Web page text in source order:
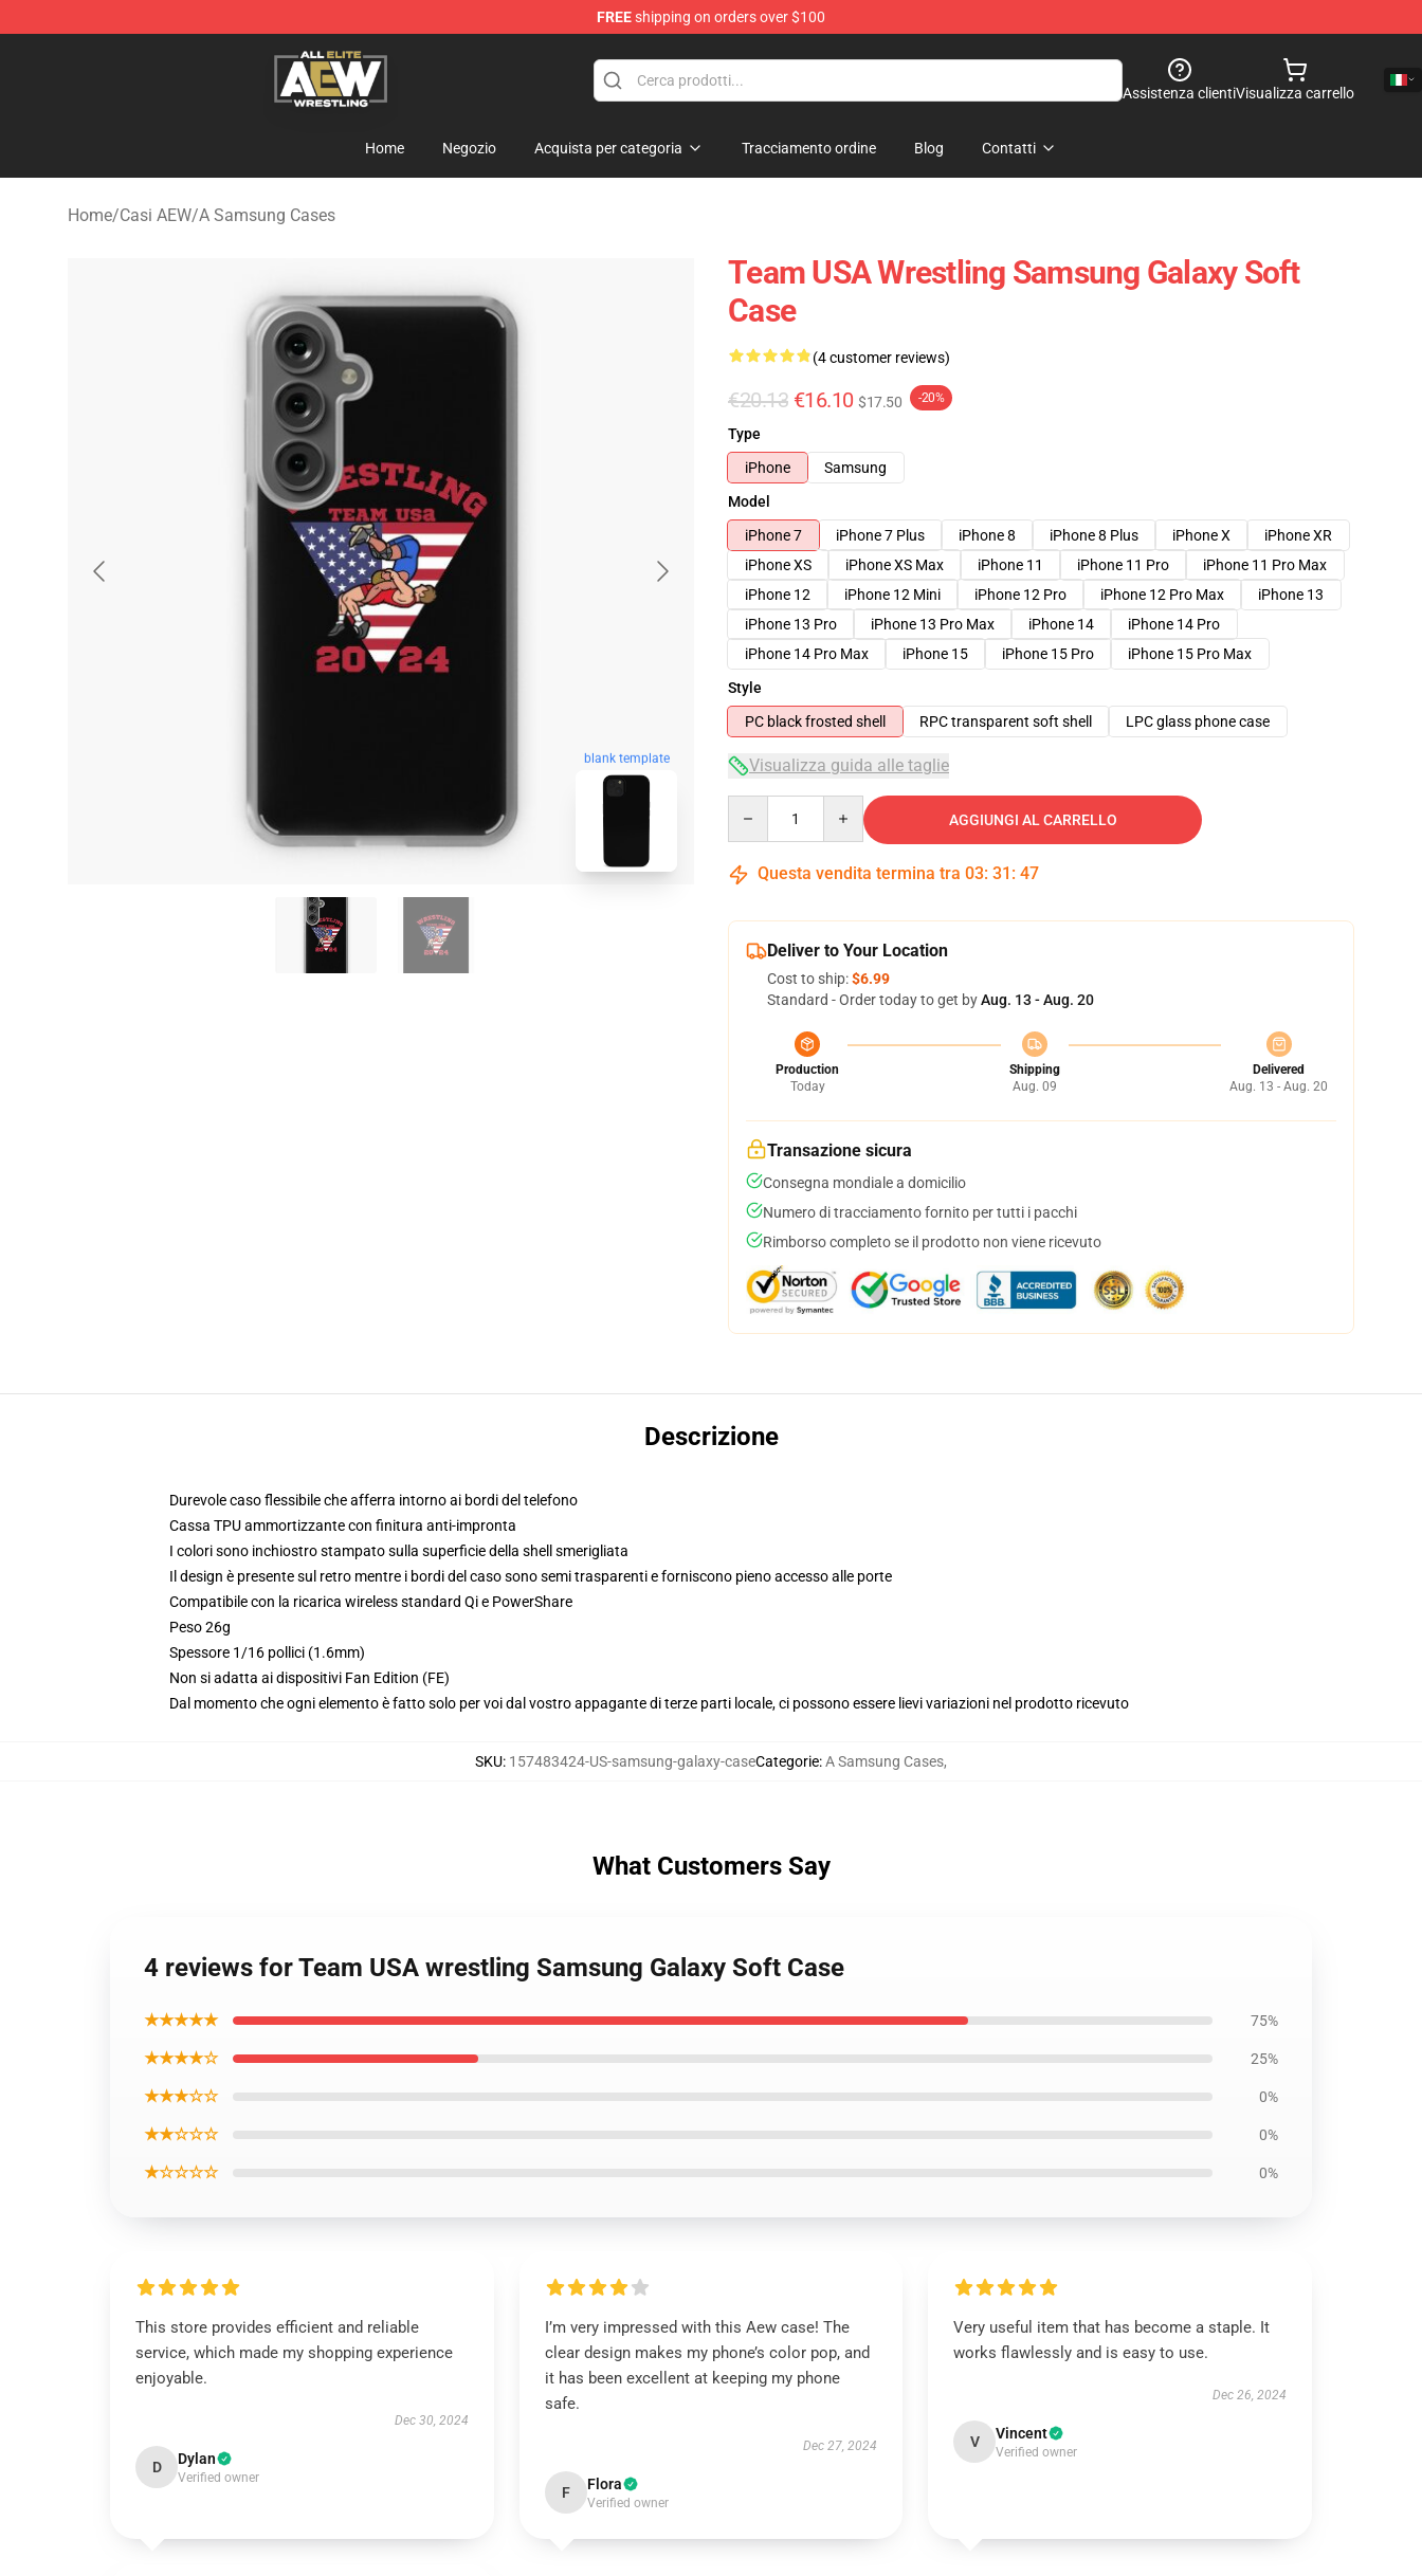
FREEshipping on orders over $100
Aew Shop ⚡️ Official Aew Merchandise Store
Assistenza clientiVisualizza carrello
Home Negozio Acquista per categoria Tracciamento ordine Blog Contatti
Home/Casi AEW/A Samsung Cases
blank template
Team USA Wrestling Samsung Galaxy Soft
Case
(4 customer reviews)
€20.13 €16.10 $17.50 -20%
Type
iPhone
Samsung
Model
iPhone 7
iPhone 7 Plus iPhone 8 iPhone 8 Plus iPhone X
iPhone XR
iPhone XS
iPhone XS Max iPhone 11 iPhone 11 Pro
iPhone 11 Pro Max
iPhone 12
iPhone 12 Mini iPhone 12 Pro iPhone 12 Pro Max
iPhone 13
iPhone 13 Pro
iPhone 13 Pro Max iPhone 14
iPhone 14 Pro
iPhone 14 Pro Max
iPhone 15 iPhone 15 Pro
iPhone 15 Pro Max
Style
PC black frosted shell
RPC transparent soft shell LPC glass phone case
Visualizza guida alle taglie
AGGIUNGI AL CARRELLO
Questa vendita termina tra 03: 31 : 46
Deliver to Your Location
Cost to ship:$6.99
Standard - Order today to get byAug. 13 - Aug. 20
Production
Today
Shipping
Aug. 09
Delivered
Aug. 13 - Aug. 20
Transazione sicura
Consegna mondiale a domicilio
Numero di tracciamento fornito per tutti i pacchi
Rimborso completo se il prodotto non viene ricevuto
Descrizione
Durevole caso flessibile che afferra intorno ai bordi del telefono
Cassa TPU ammortizzante con finitura anti-impronta
I colori sono inchiostro stampato sulla superficie della shell smerigliata
Il design è presente sul retro mentre i bordi del caso sono semi trasparenti e forniscono pieno accesso alle porte
Compatibile con la ricarica wireless standard Qi e PowerShare
Peso 26g
Spessore 1/16 pollici (1.6mm)
Non si adatta ai dispositivi Fan Edition (FE)
Dal momento che ogni elemento è fatto solo per voi dal vostro appagante di terze parti locale, ci possono essere lievi variazioni nel prodotto ricevuto
SKU: 157483424-US-samsung-galaxy-caseCategorie:A Samsung Cases,
What Customers Say
4 reviews for Team USA wrestling Samsung Galaxy Soft Case
★★★★★ 75%
★★★★☆ 25%
★★★☆☆ 0%
★★☆☆☆ 0%
★☆☆☆☆ 0%
This store provides efficient and reliable
service, which made my shopping experience
enjoyable.
Dec 30, 2024
D Dylan
Verified owner
I’m very impressed with this Aew case! The
clear design makes my phone’s color pop, and
it has been excellent at keeping my phone
safe.
Dec 27, 2024
F Flora
Verified owner
Very useful item that has become a staple. It
works flawlessly and is easy to use.
Dec 26, 2024
V Vincent
Verified owner